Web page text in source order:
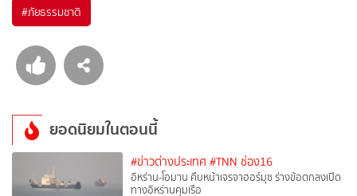
#ภัยธรรมชาติ
ยอดนิยมในตอนนี้
#ข่าวต่างประเทศ #TNN ช่อง16
อิหร่าน-โอมาน คืบหน้าเจรจาฮอร์มุซ ร่างข้อตกลงเปิด
ทางอิหร่านคุมเรือ